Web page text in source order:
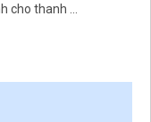
cho thanh ...